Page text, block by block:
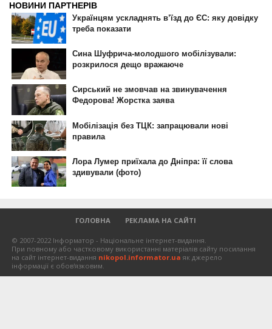
ГОЛОВНА РЕКЛАМА НА САЙТІ
© 2007-2022 Інформатор - Національне інтернет-видання.
При повному або частковому використанні матеріалів сайту посилання
на сайт інтернет-видання nikopol.informator.ua як джерело
інформації є обов'язковим.